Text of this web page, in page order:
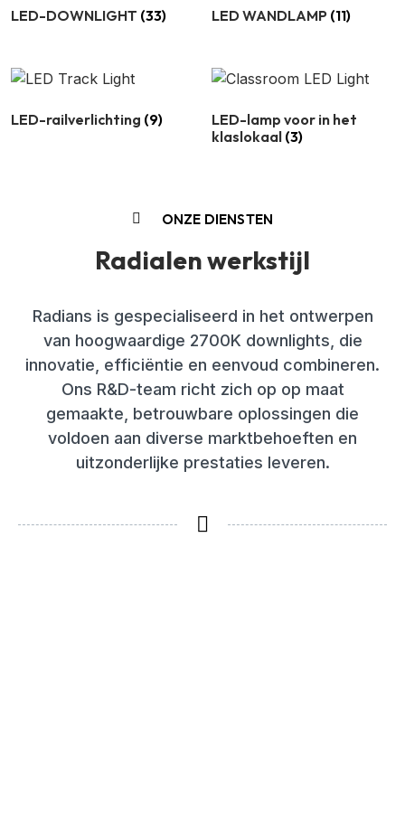
LED-DOWNLIGHT (33) LED WANDLAMP (11)
LED-railverlichting (9)
LED-lamp voor in het
klaslokaal (3)
ONZE DIENSTEN
Radialen werkstijl
Radians is gespecialiseerd in het ontwerpen
van hoogwaardige 2700K downlights, die
innovatie, efficiëntie en eenvoud combineren.
Ons R&D-team richt zich op op maat
gemaakte, betrouwbare oplossingen die
voldoen aan diverse marktbehoeften en
uitzonderlijke prestaties leveren.